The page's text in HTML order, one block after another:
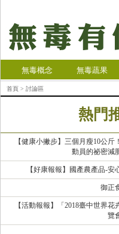
無毒概念 無毒蔬果
首頁 > 討論區
熱門
【健康小撇步】三個月瘦10公斤
動員的祕密減
【好康報報】國產農產品-安
御正
【活動報報】「2018臺中世界花
覽